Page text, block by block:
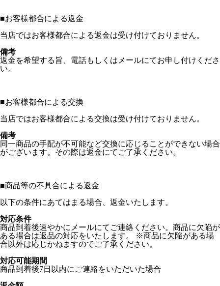
■お客様都合による返金
当店ではお客様都合による返金は受け付けておりません。
備考
返金を希望する旨、電話もしくはメールにてお申し付けくださ
い。
■お客様都合による交換
当店ではお客様都合による交換は受け付けておりません。
備考
同一商品の手配が不可能など交換に応じることができない場合
がございます。その際は返金にてご了承ください。
■商品等の不具合による返金
以下の条件にあてはまる場合、返金いたします。
対応条件
商品到着後速やかにメールにてご連絡ください。商品に欠陥が
ある場合は返品の対応をいたします。 ※商品に欠陥がある場
合以外は応じかねますのでご了承ください。
対応可能期間
商品到着後7日以内にご連絡をいただいた場合